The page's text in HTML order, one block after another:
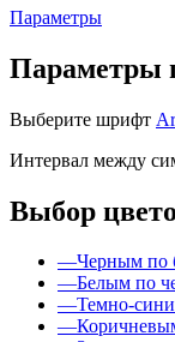
Параметры
Параметры
Выберите шрифт
Интервал между
Выбор
—Черным по
—Белым по
—Темно-
—